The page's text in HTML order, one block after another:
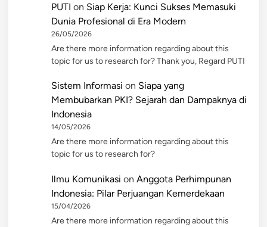
PUTI on Siap Kerja: Kunci Sukses Memasuki
Dunia Profesional di Era Modern
26/05/2026
Are there more information regarding about this
topic for us to research for? Thank you, Regard PUTI
Sistem Informasi on Siapa yang
Membubarkan PKI? Sejarah dan Dampaknya di
Indonesia
14/05/2026
Are there more information regarding about this
topic for us to research for?
Ilmu Komunikasi on Anggota Perhimpunan
Indonesia: Pilar Perjuangan Kemerdekaan
15/04/2026
Are there more information regarding about this